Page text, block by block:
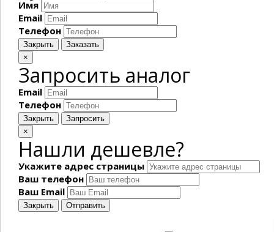
Имя
Email
Телефон
Закрыть
Заказать
×
Запросить аналог
Email
Телефон
Закрыть
Запросить
×
Нашли дешевле?
Укажите адрес страницы
Ваш телефон
Ваш Email
Закрыть Отправить